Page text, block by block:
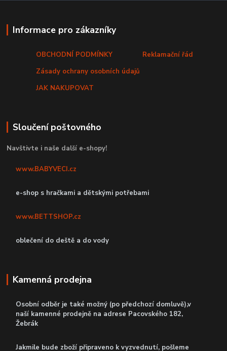
Informace pro zákazníky
OBCHODNÍ PODMÍNKY
Reklamační řád
Zásady ochrany osobních údajů
JAK NAKUPOVAT
Sloučení poštovného
Navštivte i naše další e-shopy!
www.BABYVECI.cz
e-shop s hračkami a dětskými potřebami
www.BETTSHOP.cz
oblečení do deště a do vody
Kamenná prodejna
Osobní odběr je také možný (po předchozí domluvě),v
naší kamenné prodejně na adrese Pacovského 182,
Žebrák
Jakmile bude zboží připraveno k vyzvednutí, pošleme